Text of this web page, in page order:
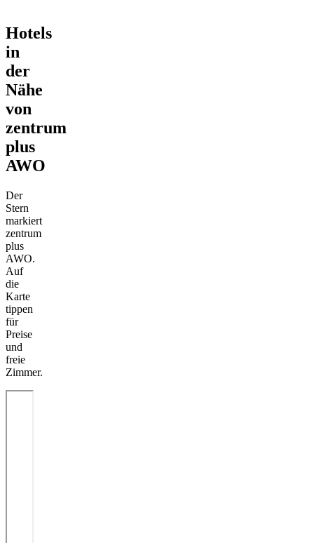
Hotels
in
der
Nähe
von
zentrum
plus
AWO
Der
Stern
markiert
zentrum
plus
AWO.
Auf
die
Karte
tippen
für
Preise
und
freie
Zimmer.